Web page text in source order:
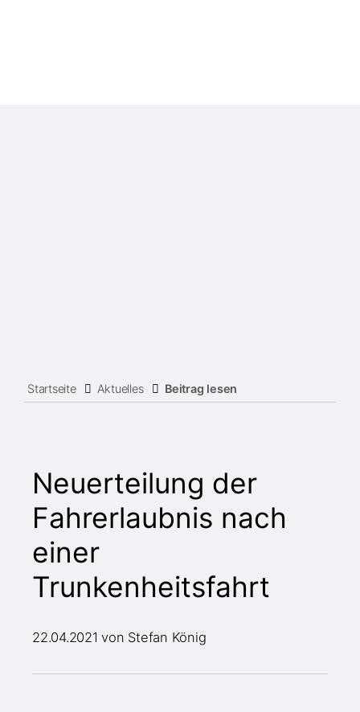
Startseite Aktuelles Beitrag lesen
Neuerteilung der
Fahrerlaubnis nach
einer
Trunkenheitsfahrt
22.04.2021 von Stefan König